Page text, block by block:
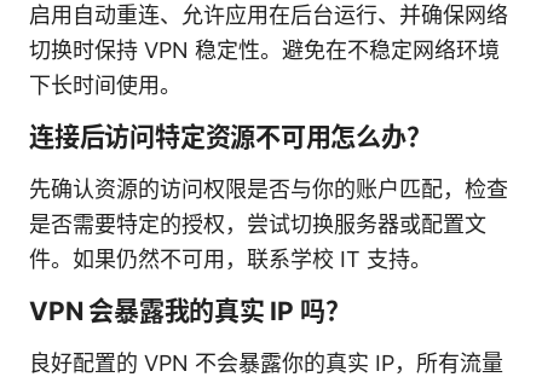
启用自动重连、允许应用在后台运行、并确保网络
切换时保持 VPN 稳定性。避免在不稳定网络环境
下长时间使用。
连接后访问特定资源不可用怎么办？
先确认资源的访问权限是否与你的账户匹配，检查
是否需要特定的授权，尝试切换服务器或配置文
件。如果仍然不可用，联系学校 IT 支持。
VPN 会暴露我的真实 IP 吗？
良好配置的 VPN 不会暴露你的真实 IP，所有流量